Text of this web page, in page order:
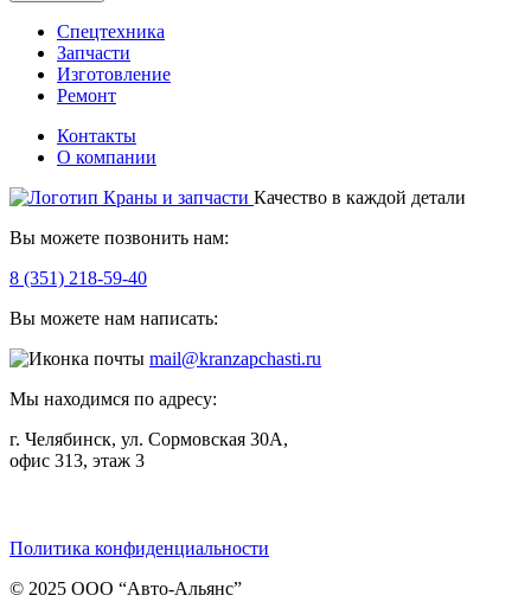
Спецтехника
Запчасти
Изготовление
Ремонт
Контакты
О компании
Качество в каждой детали
Вы можете позвонить нам:
8 (351) 218-59-40
Вы можете нам написать:
mail@kranzapchasti.ru
Мы находимся по адресу:
г. Челябинск, ул. Сормовская 30А,
офис 313, этаж 3
Политика конфиденциальности
© 2025 ООО “Авто-Альянс”